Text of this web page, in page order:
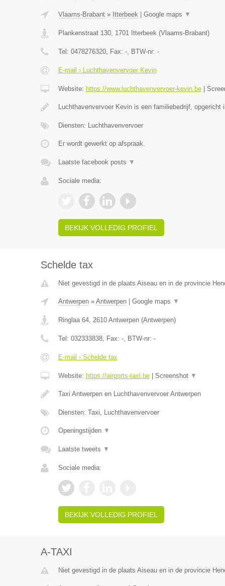
Vlaams-Brabant» Itterbeek| Google maps ▼
Plankenstraat 130, 1701 Itterbeek(Vlaams-Brabant)
Tel: 0478276320, Fax: -, BTW-nr: -
E-mail › Luchthavenvervoer Kevin
Website: https://www.luchthavenvervoer-kevin.be|
Luchthavenvervoer Kevin is een familiebedrijf, opgericht
Diensten: Luchthavenvervoer
Er wordt gewerkt op afspraak.
Laatste facebook posts ▼
Sociale media:
BEKIJK VOLLEDIG PROFIEL
Schelde tax
Niet gevestigd in de plaats Aiseau en in de provincie
Antwerpen» Antwerpen| Google maps ▼
Ringlaa 64, 2610 Antwerpen(Antwerpen)
Tel: 032333838, Fax: -, BTW-nr: -
E-mail › Schelde tax
Website: https://airports-taxi.be| Screenshot ▼
Taxi Antwerpen en Luchthavenvervoer Antwerpen
Diensten: Taxi, Luchthavenvervoer
Openingstijden ▼
Laatste tweets ▼
Sociale media:
BEKIJK VOLLEDIG PROFIEL
A-TAXI
Niet gevestigd in de plaats Aiseau en in de provincie